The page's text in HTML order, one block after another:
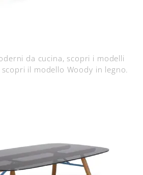
da cucina, scopri i modelli
il modello Woody in legno.